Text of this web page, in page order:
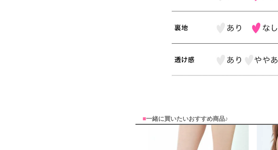
■一緒に買いたいおすすめ商品♪